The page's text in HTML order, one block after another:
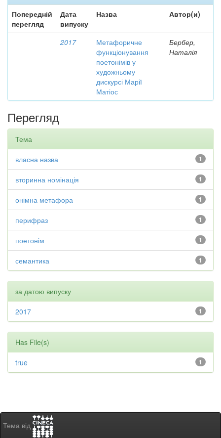
Попередній
перегляд
Дата
випуску
Назва Автор(и)
2017
Метафоричне
функціонування
поетонімів у
художньому
дискурсі Марії
Матіос
Бербер,
Наталія
Перегляд
Тема
1
власна назва
1
вторинна номінація
1
онімна метафора
1
перифраз
1
поетонім
1
семантика
за датою випуску
1
2017
Has File(s)
1
true
Тема від